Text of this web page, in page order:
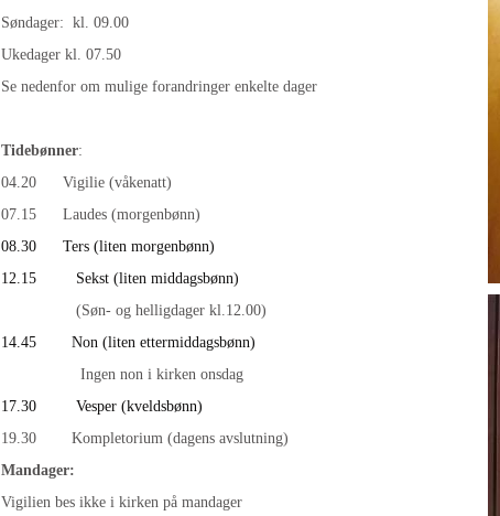
Søndager: kl. 09.00
Ukedager kl. 07.50
Se nedenfor om mulige forandringer enkelte dager
Tidebønner:
04.20 Vigilie (våkenatt)
07.15 Laudes (morgenbønn)
08.30 Ters (liten morgenbønn)
12.15
Sekst (liten middagsbønn)
(Søn- og helligdager kl.12.00)
14.45
Non (liten ettermiddagsbønn)
Ingen non i kirken onsdag
17.30 Vesper (kveldsbønn)
19.30 Kompletorium (dagens avslutning)
Mandager:
Vigilien bes ikke i kirken på mandager